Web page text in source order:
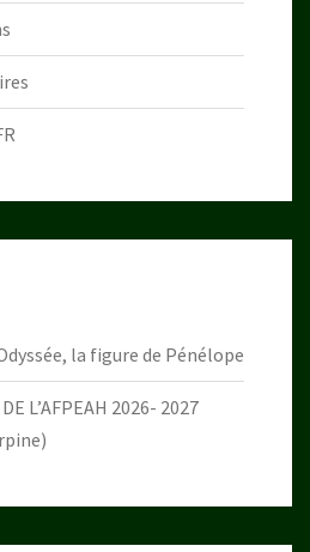
la figure de Pénélope
L’AFPEAH 2026- 2027